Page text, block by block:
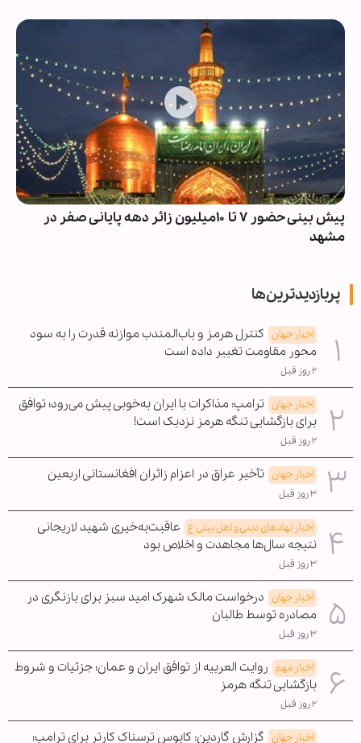
پیش بینی حضور ۷ تا ۱۰میلیون زائر دهه پایانی صفر در
مشهد
پربازدیدترین‌ها
اخبار جهان کنترل هرمز و باب‌المندب موازنه قدرت را به سود
محور مقاومت تغییر داده است
۲ روز قبل
اخبار جهان ترامپ: مذاکرات با ایران به‌خوبی پیش می‌رود؛ توافق
برای بازگشایی تنگه هرمز نزدیک است!
۲ روز قبل
اخبار جهان تأخیر عراق در اعزام زائران افغانستانی اربعین
۳ روز قبل
اخبار نهادهای دینی و اهل بیتی ع عاقبت‌به‌خیری شهید لاریجانی
نتیجه سال‌ها مجاهدت و اخلاص بود
۳ روز قبل
اخبار جهان درخواست مالک شهرک امید سبز برای بازنگری در
مصادره توسط طالبان
۳ روز قبل
اخبار مهم روایت العربیه از توافق ایران و عمان؛ جزئیات و شروط
بازگشایی تنگه هرمز
۲ روز قبل
اخبار جهان گزارش گاردین: کابوس ترسناک کارتر برای ترامپ؛